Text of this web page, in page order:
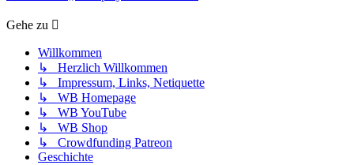
Gehe zu
Willkommen
↳ Herzlich Willkommen
↳ Impressum, Links, Netiquette
↳ WB Homepage
↳ WB YouTube
↳ WB Shop
↳ Crowdfunding Patreon
Geschichte